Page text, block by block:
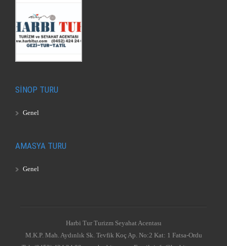
SİNOP TURU
Genel
AMASYA TURU
Genel
Harbi Tur Turizm Seyahat Acentası
M.K.P. Mah. Aydınlık Sk. Tevfik Koç Ap. No:2 Kat: 1 Fatsa-Ordu